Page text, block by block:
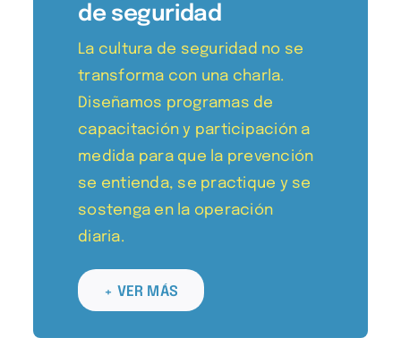
de seguridad
La cultura de seguridad no se
transforma con una charla.
Diseñamos programas de
capacitación y participación a
medida para que la prevención
se entienda, se practique y se
sostenga en la operación
diaria.
+ VER MÁS